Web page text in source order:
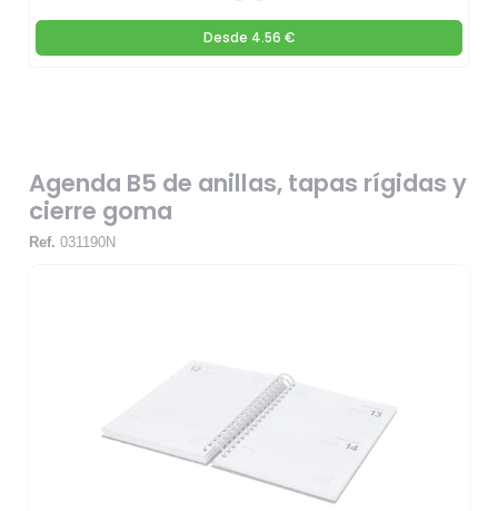
Desde 4.56 €
Agenda B5 de anillas, tapas rígidas y
cierre goma
Ref. 031190N